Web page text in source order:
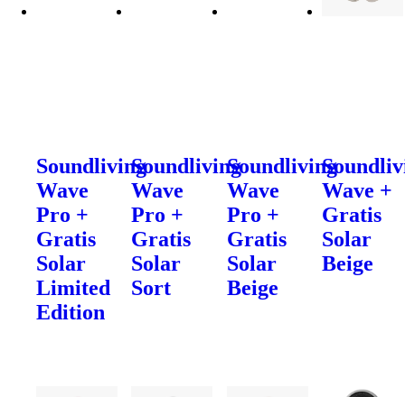
Soundliving
Wave
Pro +
Gratis
Solar
Limited
Edition
Soundliving
Wave
Pro +
Gratis
Solar
Sort
Soundliving
Wave
Pro +
Gratis
Solar
Beige
Wave +
Gratis
Solar
Beige